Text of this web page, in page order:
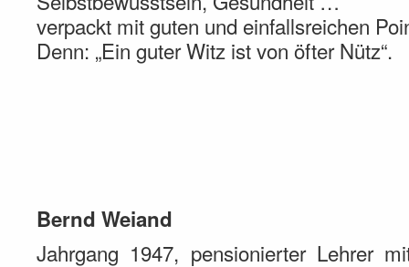
verpackt mit guten und einfallsreichen
Denn: „Ein guter Witz ist von öfter Nütz“.
Bernd Weiand
Jahrgang 1947, pensionierter Lehrer